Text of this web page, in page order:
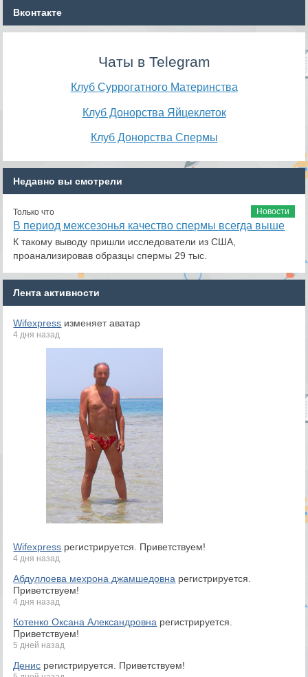
Вконтакте
Чаты в Telegram
Клуб Суррогатного Материнства
Клуб Донорства Яйцеклеток
Клуб Донорства Спермы
Недавно вы смотрели
Новости
Только что
В период межсезонья качество спермы всегда выше
К такому выводу пришли исследователи из США,
проанализировав образцы спермы 29 тыс.
Лента активности
Wifexpress изменяет аватар
4 дня назад
Wifexpress регистрируется. Приветствуем!
4 дня назад
Абдуллоева мехрона джамшедовна регистрируется.
Приветствуем!
4 дня назад
Котенко Оксана Александровна регистрируется.
Приветствуем!
5 дней назад
Денис регистрируется. Приветствуем!